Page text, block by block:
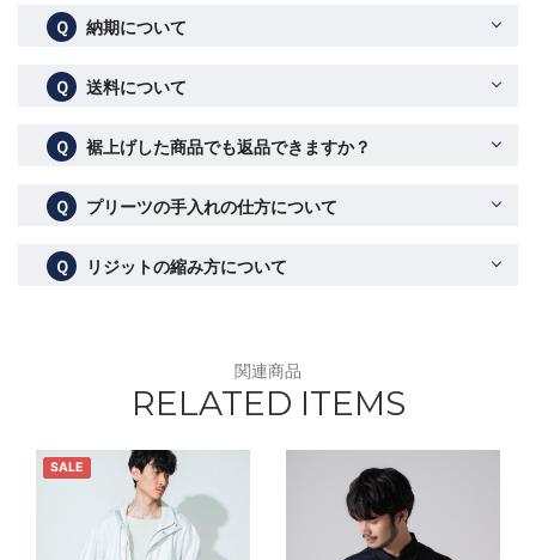
Ｑ 納期について
Ｑ 送料について
Ｑ 裾上げした商品でも返品できますか？
Ｑ プリーツの手入れの仕方について
Ｑ リジットの縮み方について
関連商品
RELATED ITEMS
SALE